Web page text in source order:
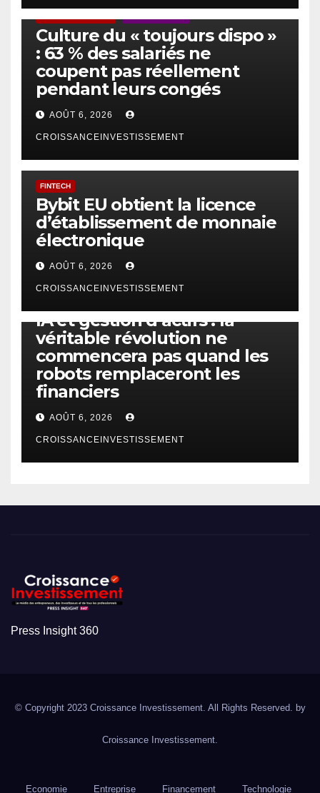
Culture du « toujours dispo »
: 63 % des salariés ne
coupent pas réellement
pendant leurs congés
AOÛT 6, 2026
CROISSANCEINVESTISSEMENT
FINTECH
Bybit EU obtient la licence
d’établissement de monnaie
électronique
AOÛT 6, 2026
CROISSANCEINVESTISSEMENT
IA et gestion d’actifs : la
véritable révolution ne
commencera pas quand les
robots remplaceront les
financiers
AOÛT 6, 2026
CROISSANCEINVESTISSEMENT
Press Insight 360
© Copyright 2023 Croissance Investissement. All Rights Reserved. by
Croissance Investissement.
Economie Entreprise Financement Technologie